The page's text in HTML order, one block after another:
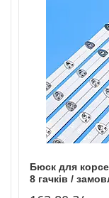
Бюск для
8 гачків /